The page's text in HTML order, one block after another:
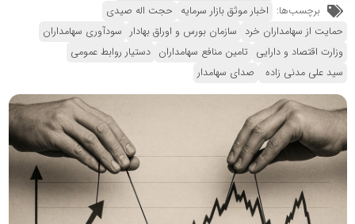
برچسب‌ها: اخبار موثق بازار سرمایه حجت اله صیدی
حمایت از سهامداران خرد سازمان بورس و اوراق بهادار سودآوری سهامداران
وزارت اقتصاد و دارایی تامین منافع سهامداران دستیار روابط عمومی
سید علی مدنی زاده
صدای سهامدار